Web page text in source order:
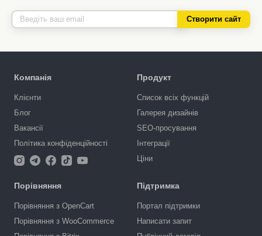
Створити сайт
Компанія
Клієнти
Блог
Вакансії
Політика конфіденційності
Продукт
Список всіх функцій
Галерея дизайнів
SEO-просування
Інтеграції
Ціни
Порівняння
Порівняння з OpenCart
Порівняння з WooCommerce
Підтримка
Портал підтримки
Написати запит